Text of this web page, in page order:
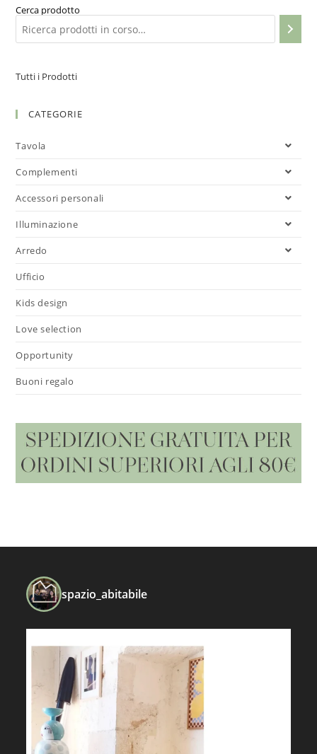
Cerca prodotto
Tutti i Prodotti
CATEGORIE
Tavola
Complementi
Accessori personali
Illuminazione
Arredo
Ufficio
Kids design
Love selection
Opportunity
Buoni regalo
spazio_abitabile